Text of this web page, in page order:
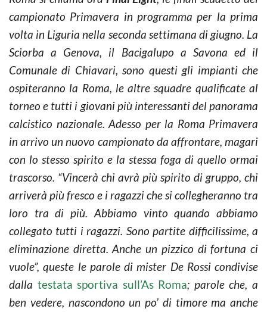
campionato Primavera in programma per la prima
volta in Liguria nella seconda settimana di giugno. La
Sciorba a Genova, il Bacigalupo a Savona ed il
Comunale di Chiavari, sono questi gli impianti che
ospiteranno la Roma, le altre squadre qualificate al
torneo e tutti i giovani più interessanti del panorama
calcistico nazionale. Adesso per la Roma Primavera
in arrivo un nuovo campionato da affrontare, magari
con lo stesso spirito e la stessa foga di quello ormai
trascorso. “Vincerà chi avrà più spirito di gruppo, chi
arriverà più fresco e i ragazzi che si collegheranno tra
loro tra di più. Abbiamo vinto quando abbiamo
collegato tutti i ragazzi. Sono partite difficilissime, a
eliminazione diretta. Anche un pizzico di fortuna ci
vuole”, queste le parole di mister De Rossi condivise
dalla testata sportiva sull’As Roma; parole che, a
ben vedere, nascondono un po’ di timore ma anche